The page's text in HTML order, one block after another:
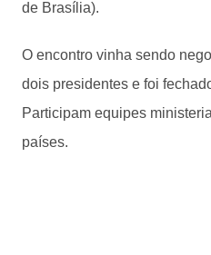
de Brasília).
O encontro vinha sendo
dois presidentes e foi
Participam equipes
países.